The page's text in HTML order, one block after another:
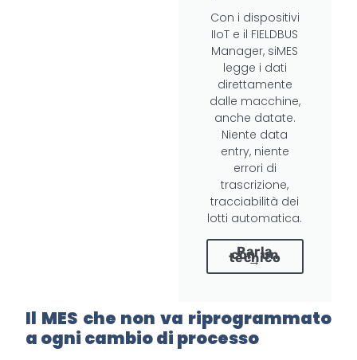
Con i dispositivi
IIoT e il FIELDBUS
Manager, siMES
legge i dati
direttamente
dalle macchine,
anche datate.
Niente data
entry, niente
errori di
trascrizione,
tracciabilità dei
lotti automatica.
Parla
con un
tecnico
→
Il MES che non va riprogrammato
a ogni cambio di processo